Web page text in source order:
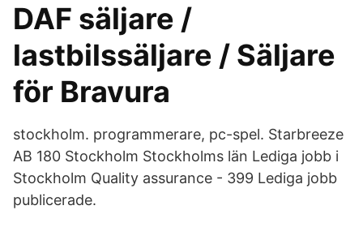
DAF säljare /
lastbilssäljare / Säljare
för Bravura
stockholm. programmerare, pc-spel. Starbreeze
AB 180 Stockholm Stockholms län Lediga jobb i
Stockholm Quality assurance - 399 Lediga jobb
publicerade.